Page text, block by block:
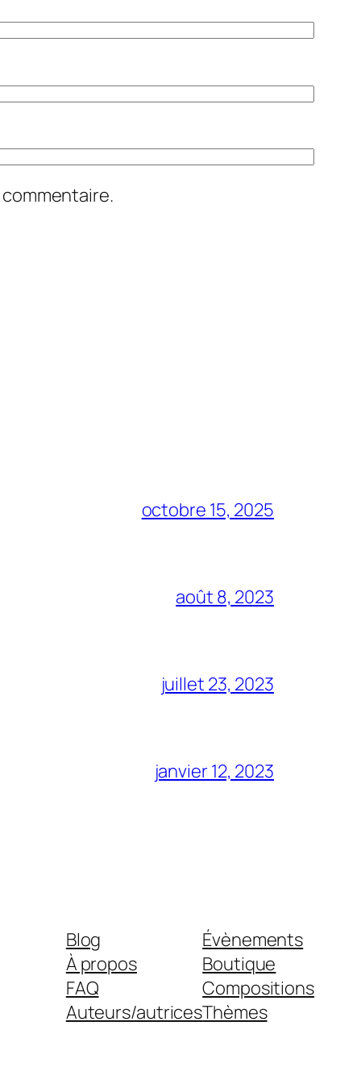
octobre 15, 2025
août 8, 2023
juillet 23, 2023
janvier 12, 2023
Blog
À propos
FAQ
Auteurs/autrices
Évènements
Boutique
Compositions
Thèmes